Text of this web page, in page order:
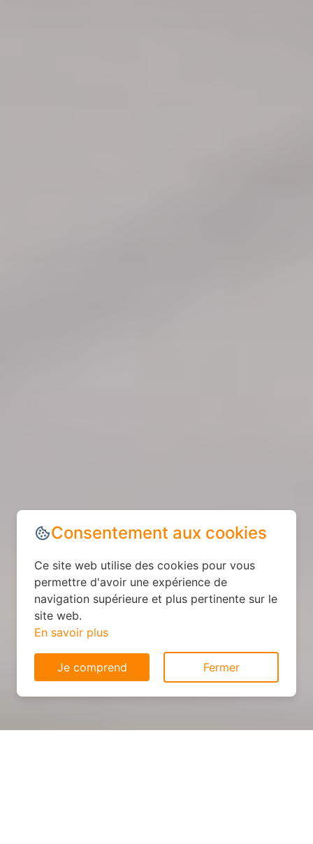
Consentement aux cookies
Ce site web utilise des cookies pour vous
permettre d'avoir une expérience de
navigation supérieure et plus pertinente sur le
site web.
En savoir plus
Je comprend Fermer